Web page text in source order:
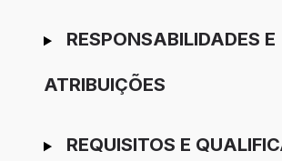
RESPONSABILIDADES E
ATRIBUIÇÕES
REQUISITOS E